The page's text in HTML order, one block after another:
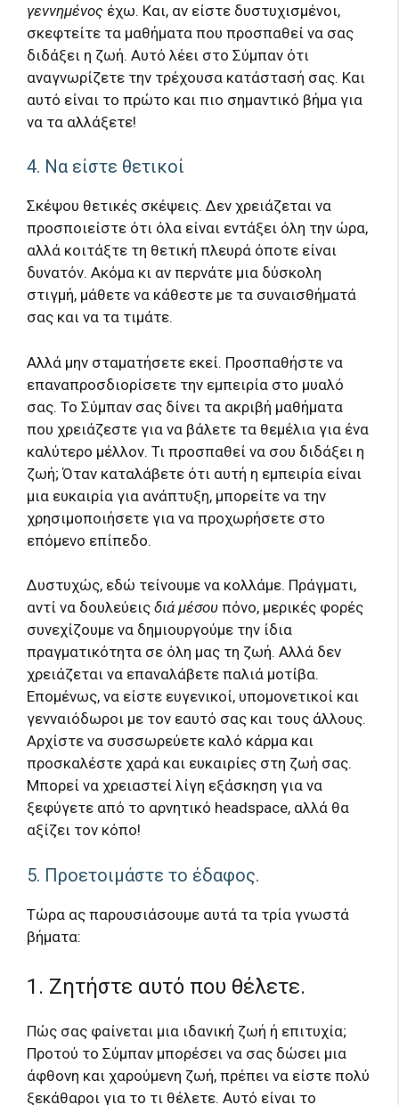
γεννημένος έχω. Και, αν είστε δυστυχισμένοι,
σκεφτείτε τα μαθήματα που προσπαθεί να σας
διδάξει η ζωή. Αυτό λέει στο Σύμπαν ότι
αναγνωρίζετε την τρέχουσα κατάστασή σας. Και
αυτό είναι το πρώτο και πιο σημαντικό βήμα για
να τα αλλάξετε!
4. Να είστε θετικοί
Σκέψου θετικές σκέψεις. Δεν χρειάζεται να
προσποιείστε ότι όλα είναι εντάξει όλη την ώρα,
αλλά κοιτάξτε τη θετική πλευρά όποτε είναι
δυνατόν. Ακόμα κι αν περνάτε μια δύσκολη
στιγμή, μάθετε να κάθεστε με τα συναισθήματά
σας και να τα τιμάτε.
Αλλά μην σταματήσετε εκεί. Προσπαθήστε να
επαναπροσδιορίσετε την εμπειρία στο μυαλό
σας. Το Σύμπαν σας δίνει τα ακριβή μαθήματα
που χρειάζεστε για να βάλετε τα θεμέλια για ένα
καλύτερο μέλλον. Τι προσπαθεί να σου διδάξει η
ζωή; Όταν καταλάβετε ότι αυτή η εμπειρία είναι
μια ευκαιρία για ανάπτυξη, μπορείτε να την
χρησιμοποιήσετε για να προχωρήσετε στο
επόμενο επίπεδο.
Δυστυχώς, εδώ τείνουμε να κολλάμε. Πράγματι,
αντί να δουλεύεις διά μέσου πόνο, μερικές φορές
συνεχίζουμε να δημιουργούμε την ίδια
πραγματικότητα σε όλη μας τη ζωή. Αλλά δεν
χρειάζεται να επαναλάβετε παλιά μοτίβα.
Επομένως, να είστε ευγενικοί, υπομονετικοί και
γενναιόδωροι με τον εαυτό σας και τους άλλους.
Αρχίστε να συσσωρεύετε καλό κάρμα και
προσκαλέστε χαρά και ευκαιρίες στη ζωή σας.
Μπορεί να χρειαστεί λίγη εξάσκηση για να
ξεφύγετε από το αρνητικό headspace, αλλά θα
αξίζει τον κόπο!
5. Προετοιμάστε το έδαφος.
Τώρα ας παρουσιάσουμε αυτά τα τρία γνωστά
βήματα:
1. Ζητήστε αυτό που θέλετε.
Πώς σας φαίνεται μια ιδανική ζωή ή επιτυχία;
Προτού το Σύμπαν μπορέσει να σας δώσει μια
άφθονη και χαρούμενη ζωή, πρέπει να είστε πολύ
ξεκάθαροι για το τι θέλετε. Αυτό είναι το